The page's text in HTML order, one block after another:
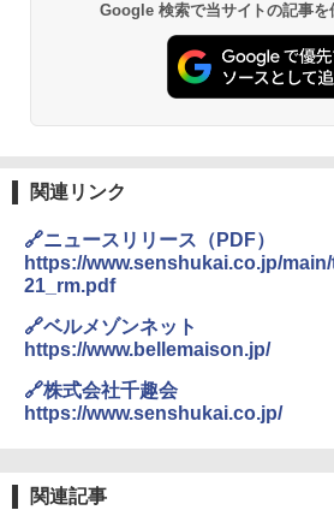
￥2,479
A26 地球の歩き方
地球の歩き方 スタ
￥2,695
新しい日本地理 地
PYKES PEAK (パイ
ト プライバシー テ
人用 折りたたみ 防
ーチ ピクニック ポ
易 トイレテント (ブ
テント ワンタッチ
500002(88859)
[キャンパーズコレ
ーティング フルク
簡単設置 ポップア
コンパクト 保冷力
￥2,980
熊撃退スプレー 熊
関の購入実績 登山
防災用品 長期保存
送
￥3,680
ラソル ガーデン サ
防水 UVカット 4段
Google 検索で当サイトの記事を
関連リンク
🔗ニュースリリース（PDF）
https://www.senshukai.co.jp/
21_rm.pdf
🔗ベルメゾンネット
https://www.bellemaison.jp/
🔗株式会社千趣会
https://www.senshukai.co.jp/
関連記事